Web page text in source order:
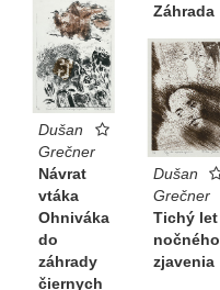
Záhrada
Dušan
Grečner
Návrat
vtáka
Ohniváka
do
záhrady
čiernych
Dušan
Grečner
Tichý let
nočného
zjavenia